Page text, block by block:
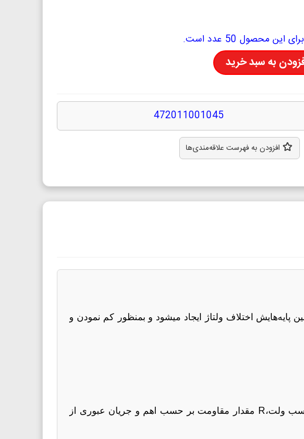
محصول 50 عدد است.
به سبد خرید
472011001045
افزودن به فهرست علاقه‌مندی‌ها
اختلاف ولتاژ ایجاد میشود و بمنظور کم نمودن و
رابطه بین ولتاژ ،جریان و مقدار مقاومت به صورت V=IR می باشد که در آن V ولتاژ دو سر مقاومت بر حسب ولت،R مقدار مقاومت بر حسب اهم و جریان عبوری از